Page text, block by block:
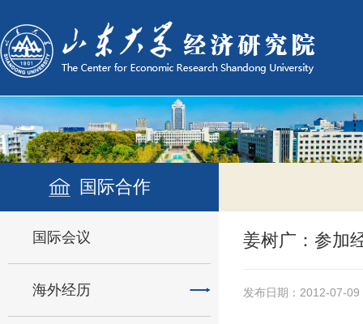
国际合作
国际会议
海外经历
姜树广：参加
发布日期：2012-07-09